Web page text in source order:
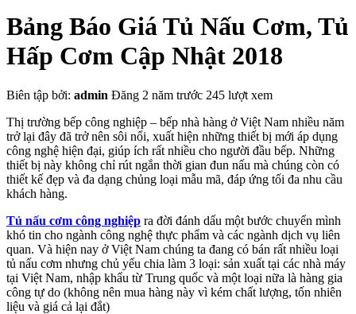
Bảng Báo Giá Tủ Nấu Cơm, Tủ
Hấp Cơm Cập Nhật 2018
Biên tập bởi: admin Đăng 2 năm trước 245 lượt xem
Thị trường bếp công nghiệp – bếp nhà hàng ở Việt Nam nhiều năm
trở lại đây đã trở nên sôi nổi, xuất hiện những thiết bị mới áp dụng
công nghệ hiện đại, giúp ích rất nhiều cho người đầu bếp. Những
thiết bị này không chỉ rút ngắn thời gian đun nấu mà chúng còn có
thiết kế đẹp và đa dạng chủng loại mẫu mã, đáp ứng tối đa nhu cầu
khách hàng.
Tủ nấu cơm công nghiệp ra đời đánh dấu một bước chuyển mình
khó tin cho ngành công nghệ thực phẩm và các ngành dịch vụ liên
quan. Và hiện nay ở Việt Nam chúng ta đang có bán rất nhiều loại
tủ nấu cơm nhưng chủ yếu chia làm 3 loại: sản xuất tại các nhà máy
tại Việt Nam, nhập khẩu từ Trung quốc và một loại nữa là hàng gia
công tự do (không nên mua hàng này vì kém chất lượng, tốn nhiên
liệu và giá cả lại đắt)